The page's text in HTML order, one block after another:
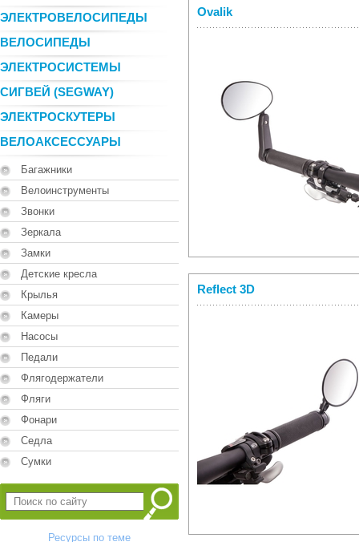
ЭЛЕКТРОВЕЛОСИПЕДЫ
ВЕЛОСИПЕДЫ
ЭЛЕКТРОСИСТЕМЫ
СИГВЕЙ (SEGWAY)
ЭЛЕКТРОСКУТЕРЫ
ВЕЛОАКСЕССУАРЫ
Багажники
Велоинструменты
Звонки
Зеркала
Замки
Детские кресла
Крылья
Камеры
Насосы
Педали
Флягодержатели
Фляги
Фонари
Седла
Сумки
Ресурсы по теме
Ovalik
Reflect 3D